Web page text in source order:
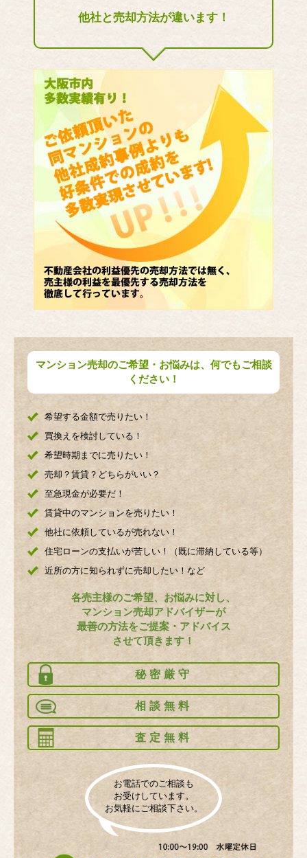
他社と売却方法が違います！
マンション売却のご希望・お悩みは、何でもご相談
ください！
希望する金額で売りたい！
買換えを検討している！
希望時期までに売りたい！
売却？賃貸？どちらがいい？
至急現金が必要だ！
賃貸中のマンションを売りたい！
他社に依頼しているが売れない！
住宅ローンの支払いが苦しい！（既に滞納している等）
近所の方に知られずに売却したい！など
各売主様のご希望、お悩みに対し、
マンション売却アドバイザーが
最善の方法をご提案・アドバイス
させて頂きます！
秘密厳守
相談無料
査定無料
お電話でのご相談も
お受けしています。
お気軽にご相談下さい。